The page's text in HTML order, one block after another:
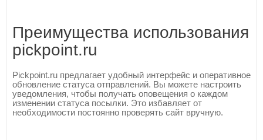
Преимущества использования
pickpoint.ru
Pickpoint.ru предлагает удобный интерфейс и оперативное
обновление статуса отправлений. Вы можете настроить
уведомления, чтобы получать оповещения о каждом
изменении статуса посылки. Это избавляет от
необходимости постоянно проверять сайт вручную.